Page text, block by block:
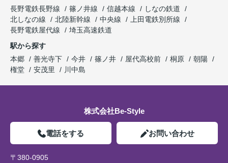
長野電鉄長野線
篠ノ井線 信越本線
しなの鉄道
北しなの線
北陸新幹線 中央線
上田電鉄別所線
長野電鉄屋代線
埼玉高速鉄道
駅から探す
本郷
善光寺下 今井 篠ノ井 屋代高校前 桐原
朝陽
権堂
安茂里 川中島
株式会社Be-Style
電話をする お問い合わせ
〒380-0905